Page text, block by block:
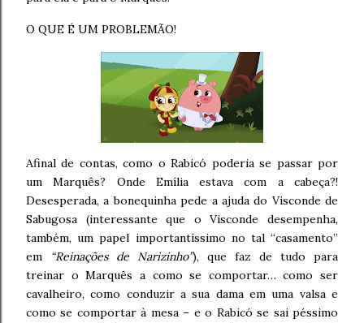
O QUE É UM PROBLEMÃO!
Afinal de contas, como o Rabicó poderia se passar por
um Marquês? Onde Emília estava com a cabeça?!
Desesperada, a bonequinha pede a ajuda do Visconde de
Sabugosa (interessante que o Visconde desempenha,
também, um papel importantíssimo no tal “casamento”
em
“Reinações de Narizinho”), que faz de tudo para
treinar o Marquês a como se comportar… como ser
cavalheiro, como conduzir a sua dama em uma valsa e
como se comportar à mesa – e o Rabicó se sai péssimo